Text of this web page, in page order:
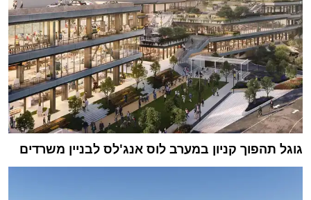
גוגל תהפוך קניון במערב לוס אנג'לס לבניין משרדים